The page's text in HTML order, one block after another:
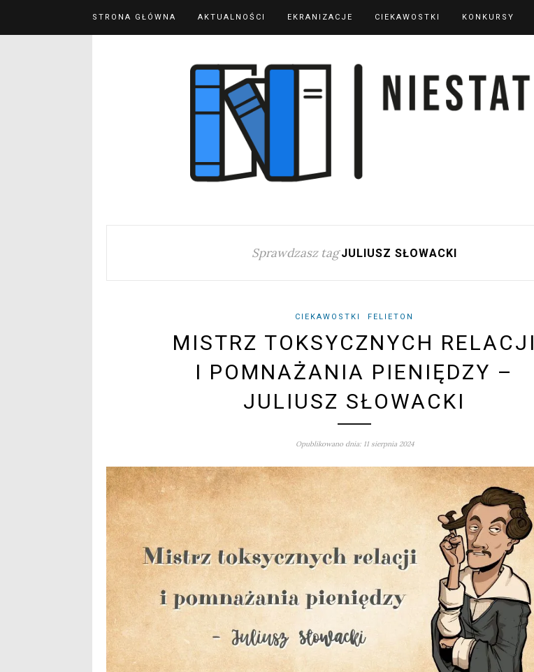
STRONA GŁÓWNA AKTUALNOŚCI EKRANIZACJE CIEKAWOSTKI KONKURSY
Sprawdzasz tag JULIUSZ SŁOWACKI
CIEKAWOSTKI FELIETON
MISTRZ TOKSYCZNYCH RELACJI
I POMNAŻANIA PIENIĘDZY –
JULIUSZ SŁOWACKI
Opublikowano dnia: 11 sierpnia 2024